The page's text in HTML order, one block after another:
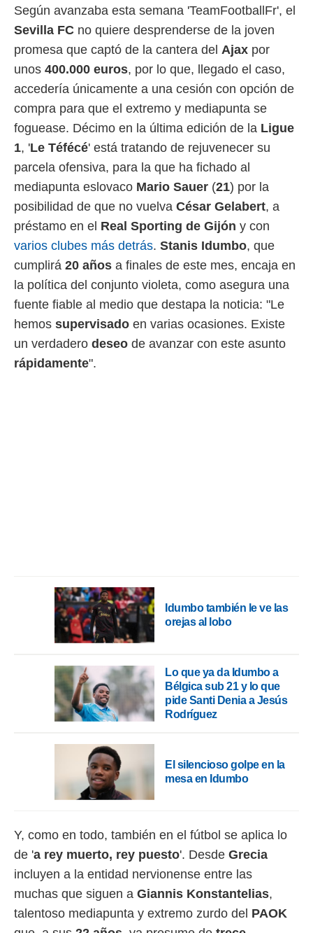
u
datos
momento
en
en
de
o acceder
datos
perfiles
utilizar
Según avanzaba esta semana 'TeamFootballFr', el
Sevilla FC no quiere desprenderse de la joven
promesa que captó de la cantera del Ajax por
unos 400.000 euros, por lo que, llegado el caso,
accedería únicamente a una cesión con opción de
compra para que el extremo y mediapunta se
foguease. Décimo en la última edición de la Ligue
1, 'Le Téfécé' está tratando de rejuvenecer su
parcela ofensiva, para la que ha fichado al
mediapunta eslovaco Mario Sauer (21) por la
posibilidad de que no vuelva César Gelabert, a
préstamo en el Real Sporting de Gijón y con
varios clubes más detrás. Stanis Idumbo, que
cumplirá 20 años a finales de este mes, encaja en
la política del conjunto violeta, como asegura una
fuente fiable al medio que destapa la noticia: "Le
hemos supervisado en varias ocasiones. Existe
un verdadero deseo de avanzar con este asunto
rápidamente".
Idumbo también le ve las
orejas al lobo
Lo que ya da Idumbo a
Bélgica sub 21 y lo que
pide Santi Denia a Jesús
Rodríguez
El silencioso golpe en la
mesa en Idumbo
Y, como en todo, también en el fútbol se aplica lo
de 'a rey muerto, rey puesto'. Desde Grecia
incluyen a la entidad nervionense entre las
muchas que siguen a Giannis Konstantelias,
talentoso mediapunta y extremo zurdo del PAOK